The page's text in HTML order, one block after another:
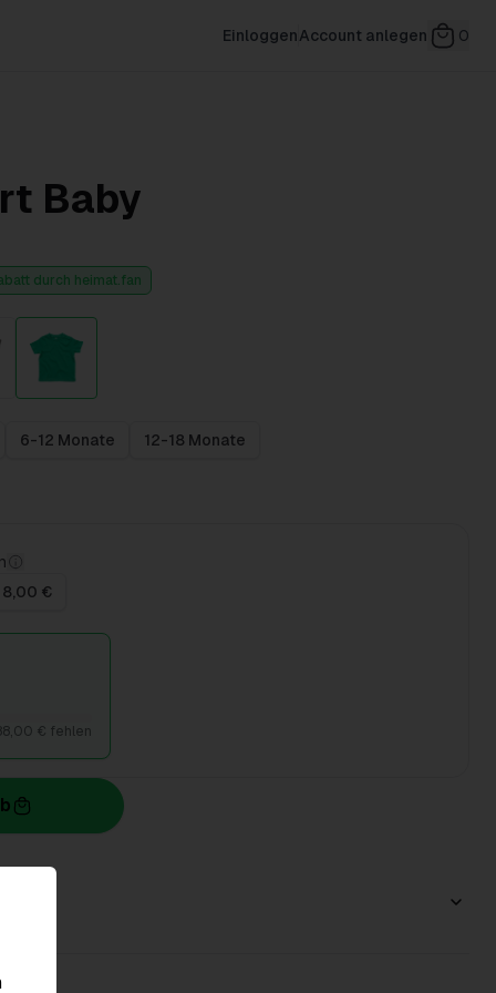
EinloggenAccount anlegen 0
Baby
durch heimat.fan
6-12 Monate 12-18 Monate
8,00 €
€ fehlen